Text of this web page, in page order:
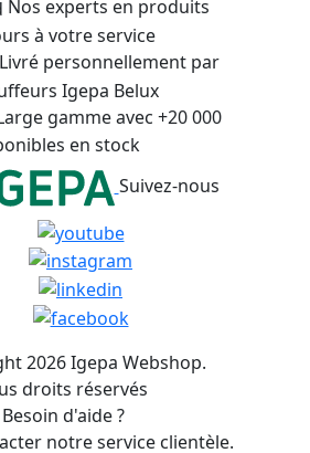
Nos experts en produits
à votre service
Livré personnellement par
Igepa Belux
gamme avec +20 000
en stock
Suivez-nous
2026 Igepa Webshop.
droits réservés
Besoin d'aide ?
notre service clientèle.